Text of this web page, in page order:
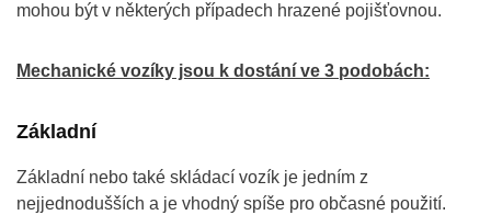
mohou být v některých případech hrazené pojišťovnou.
Mechanické vozíky jsou k dostání ve 3 podobách:
Základní
Základní nebo také skládací vozík je jedním z
nejjednodušších a je vhodný spíše pro občasné použití.